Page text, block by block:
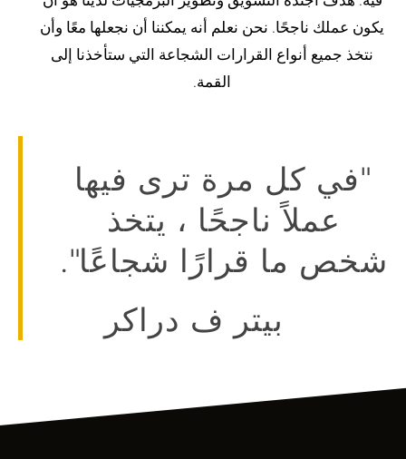
يكون عملك ناجحًا. نحن نعلم أنه يمكننا أن نجعلها معًا وأن
نتخذ جميع أنواع القرارات الشجاعة التي ستأخذنا إلى
القمة.
"في كل مرة ترى فيها
عملاً ناجحًا ، يتخذ
شخص ما قرارًا شجاعًا".
بيتر ف دراكر